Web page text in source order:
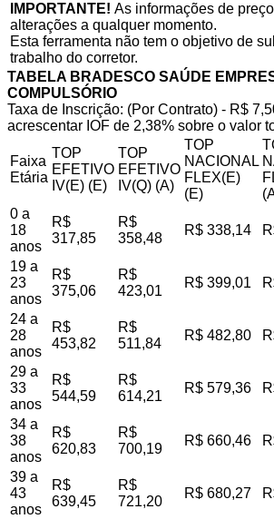
IMPORTANTE! As informações de
alterações a qualquer momento.
Esta ferramenta não tem o objetivo de
trabalho do corretor.
TABELA BRADESCO SAÚDE
COMPULSÓRIO
Taxa de Inscrição: (Por Contrato) - R$
acrescentar IOF de 2,38% sobre o valor
Faixa
Etária
TOP
EFETIVO
IV(E) (E)
TOP
EFETIVO
IV(Q) (A)
TOP
NACIONAL
FLEX(E)
(E)
0 a
18
anos
R$
317,85
R$
358,48
R$ 338,14
19 a
23
anos
R$
375,06
R$
423,01
R$ 399,01
24 a
28
anos
R$
453,82
R$
511,84
R$ 482,80
29 a
33
anos
R$
544,59
R$
614,21
R$ 579,36
34 a
38
anos
R$
620,83
R$
700,19
R$ 660,46
39 a
43
anos
R$
639,45
R$
721,20
R$ 680,27